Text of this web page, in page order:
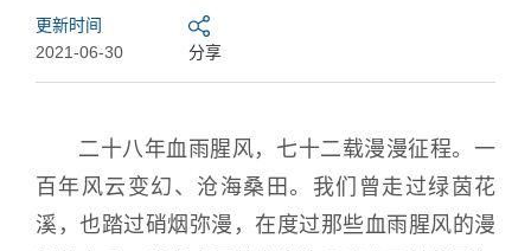
更新时间
2021-06-30
分享
二十八年血雨腥风，七十二载漫漫征程。一
百年风云变幻、沧海桑田。我们曾走过绿茵花
溪，也踏过硝烟弥漫，在度过那些血雨腥风的漫